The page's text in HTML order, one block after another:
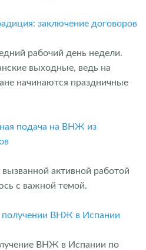
заключение договоров
рабочий день недели.
выходные, ведь на
начинаются праздничные
подача на ВНЖ из
активной работой
с важной темой.
получении ВНЖ в Испании
ВНЖ в Испании по